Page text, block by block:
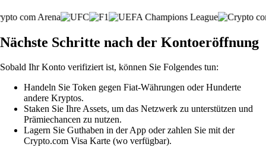
Nächste Schritte nach der Kontoeröffnung
Sobald Ihr Konto verifiziert ist, können Sie Folgendes tun:
Handeln Sie Token gegen Fiat-Währungen oder Hunderte
andere Kryptos.
Staken Sie Ihre Assets, um das Netzwerk zu unterstützen und
Prämiechancen zu nutzen.
Lagern Sie Guthaben in der App oder zahlen Sie mit der
Crypto.com Visa Karte (wo verfügbar).